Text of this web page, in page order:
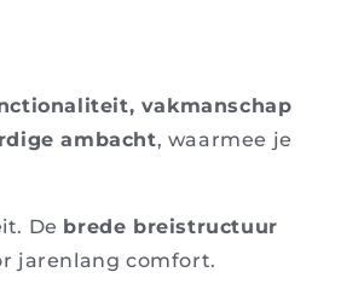
vakmanschap
ambacht, waarmee je
De brede breistructuur
jarenlang comfort.